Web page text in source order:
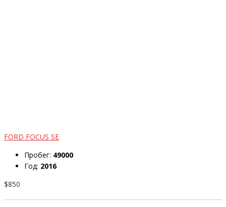
FORD FOCUS SE
Пробег: 49000
Год: 2016
$850